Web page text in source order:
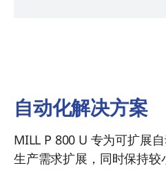
自动化解决方案
MILL P 800 U 专为可扩展
生产需求扩展，同时保持较